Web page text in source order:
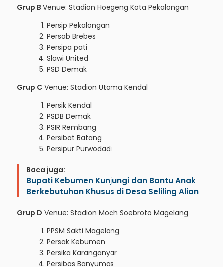
Grup B Venue: Stadion Hoegeng Kota Pekalongan
Persip Pekalongan
Persab Brebes
Persipa pati
Slawi United
PSD Demak
Grup C Venue: Stadion Utama Kendal
Persik Kendal
PSDB Demak
PSIR Rembang
Persibat Batang
Persipur Purwodadi
Baca juga:
Bupati Kebumen Kunjungi dan Bantu Anak
Berkebutuhan Khusus di Desa Seliling Alian
Grup D Venue: Stadion Moch Soebroto Magelang
PPSM Sakti Magelang
Persak Kebumen
Persika Karanganyar
Persibas Banyumas